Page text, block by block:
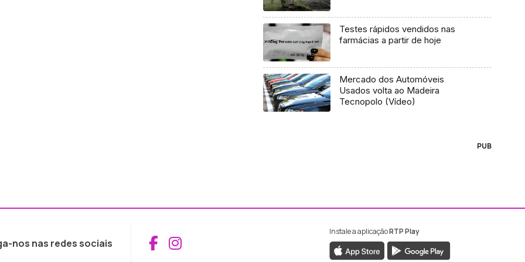
Testes rápidos vendidos nas
farmácias a partir de hoje
Mercado dos Automóveis
Usados volta ao Madeira
Tecnopolo (Vídeo)
PUB
nos nas redes sociais Aceder ao Facebook da RTP Madeira
Aceder ao Instagram da RTP Madeira
Instale a aplicaçãoRTP Play